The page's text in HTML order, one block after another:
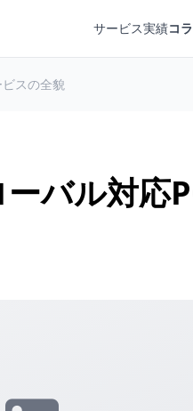
サービス実績コ
スの全貌
バル対応